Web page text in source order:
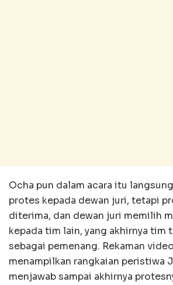
Ocha pun dalam acara itu
protes kepada dewan juri, tetapi
diterima, dan dewan juri memilih
kepada tim lain, yang akhirnya tim
sebagai pemenang. Rekaman
menampilkan rangkaian peristiwa
menjawab sampai akhirnya